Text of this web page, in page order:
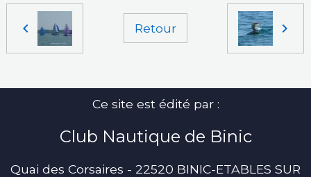
Retour
Ce site est édité par :
Club Nautique de Binic
Quai des Corsaires - 22520 BINIC-ETABLES SUR